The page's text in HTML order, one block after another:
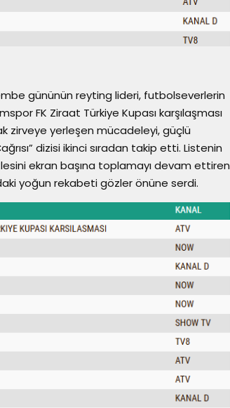
gününün reyting lideri, futbolseverlerin
FK Ziraat Türkiye Kupası karşılaşması
zirveye yerleşen mücadeleyi, güçlü
dizisi ikinci sıradan takip etti. Listenin
ekran başına toplamayı devam ettiren
yoğun rekabeti gözler önüne serdi.